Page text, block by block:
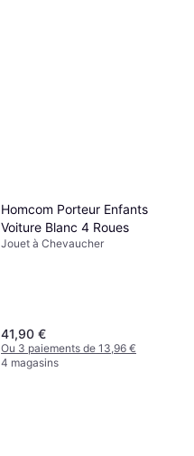
Homcom Porteur Enfants
Voiture Blanc 4 Roues
Jouet à Chevaucher
41,90 €
Ou 3 paiements de 13,96 €
4 magasins